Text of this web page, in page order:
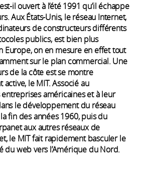
il ouvert à l’été 1991 qu’il échappe
Aux États-Unis, le réseau Internet,
de constructeurs différents
publics, est bien plus
Europe, on en mesure en effet tout
sur le plan commercial. Une
de la côte est se montre
le MIT. Associé au
américaines et à leur
le développement du réseau
fin des années 1960, puis du
aux autres réseaux de
le MIT fait rapidement basculer le
du web vers l’Amérique du Nord.